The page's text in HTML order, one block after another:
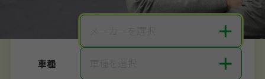
＋
車種 ＋